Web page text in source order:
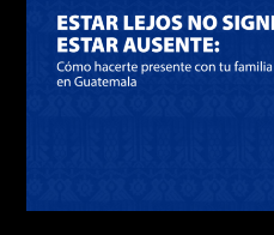
estar
ausente:
cómo